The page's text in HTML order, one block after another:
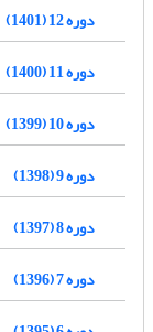
دوره 12 (1401)
دوره 11 (1400)
دوره 10 (1399)
دوره 9 (1398)
دوره 8 (1397)
دوره 7 (1396)